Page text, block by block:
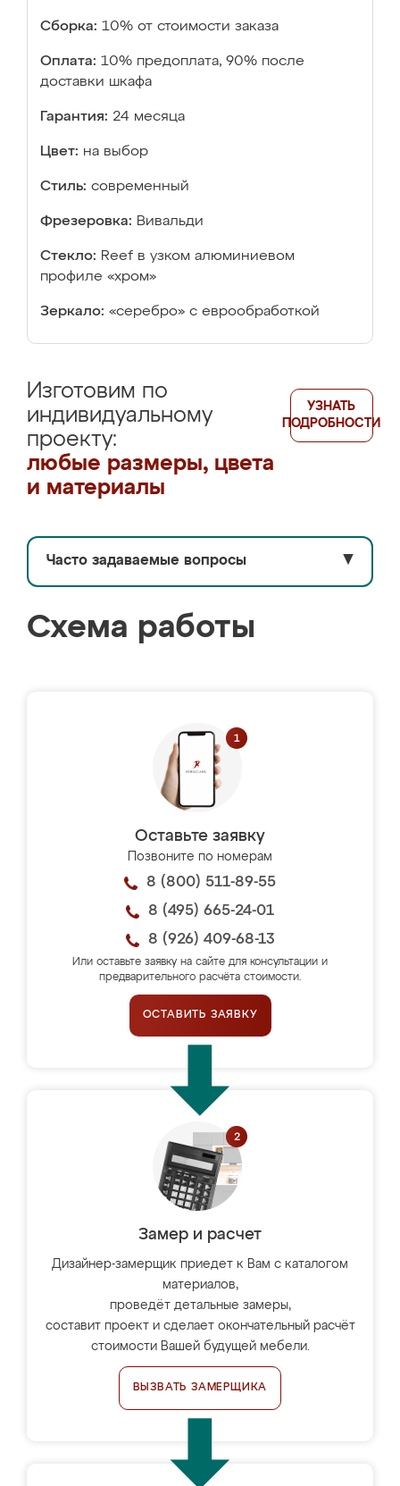
Сборка: 10% от стоимости заказа
Оплата: 10% предоплата, 90% после
доставки шкафа
Гарантия: 24 месяца
Цвет: на выбор
Стиль: современный
Фрезеровка: Вивальди
Стекло: Reef в узком алюминиевом
профиле «хром»
Зеркало: «серебро» с еврообработкой
Изготовим по
индивидуальному
проекту:
любые размеры, цвета
и материалы
УЗНАТЬ
ПОДРОБНОСТИ
Часто задаваемые вопросы ▼
Схема работы
Оставьте заявку
Позвоните по номерам
8 (800) 511-89-55
8 (495) 665-24-01
8 (926) 409-68-13
Или оставьте заявку на сайте для консультации и
предварительного расчёта стоимости.
ОСТАВИТЬ ЗАЯВКУ
Замер и расчет
Дизайнер-замерщик приедет к Вам с каталогом
материалов,
проведёт детальные замеры,
составит проект и сделает окончательный расчёт
стоимости Вашей будущей мебели.
ВЫЗВАТЬ ЗАМЕРЩИКА